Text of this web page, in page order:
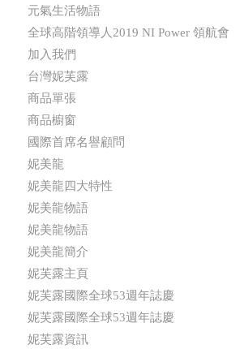
元氣生活物語
全球高階領導人2019 NI Power 領航會
加入我們
台灣妮芙露
商品單張
商品櫥窗
國際首席名譽顧問
妮美龍
妮美龍四大特性
妮美龍物語
妮美龍物語
妮美龍簡介
妮芙露主頁
妮芙露國際全球53週年誌慶
妮芙露國際全球53週年誌慶
妮芙露資訊